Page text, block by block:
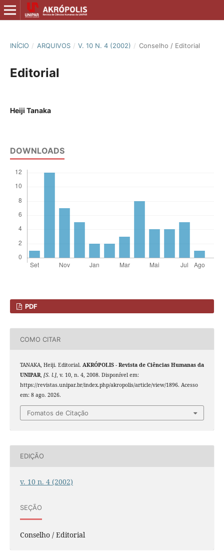
INÍCIO / ARQUIVOS / V. 10 N. 4 (2002) / Conselho / Editorial
Editorial
Heiji Tanaka
DOWNLOADS
PDF
COMO CITAR
TANAKA, Heiji. Editorial. AKRÓPOLIS - Revista de Ciências Humanas da
UNIPAR, [S. l.], v. 10, n. 4, 2008. Disponível em:
https://revistas.unipar.br/index.php/akropolis/article/view/1896. Acesso
em: 8 ago. 2026.
Fomatos de Citação
EDIÇÃO
v. 10 n. 4 (2002)
SEÇÃO
Conselho / Editorial